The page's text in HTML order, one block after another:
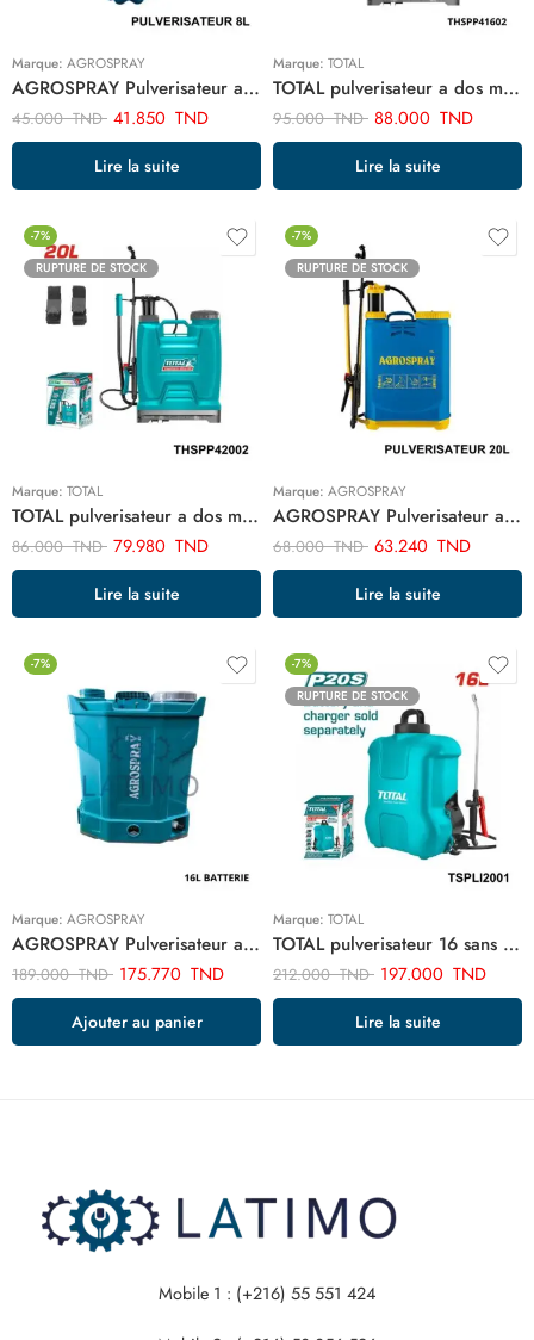
Marque: AGROSPRAY
AGROSPRAY Pulverisateur a dos 8L CFGA-8CN
45.000TND 41.850 TND
Lire la suite
Marque: TOTAL
TOTAL pulverisateur a dos manuel 16 litre 4.5 bar THSPP41602
95.000TND 88.000 TND
Lire la suite
-7%
RUPTURE DE STOCK
Marque: TOTAL
TOTAL pulverisateur a dos manuel 20 litre 4.5 bar THSPP42002
86.000TND 79.980 TND
Lire la suite
-7%
RUPTURE DE STOCK
Marque: AGROSPRAY
AGROSPRAY Pulverisateur a dos 20L CFAB-20C
68.000TND 63.240 TND
Lire la suite
-7%
Marque: AGROSPRAY
AGROSPRAY Pulverisateur a dos 16L a batterie ART02989
189.000TND 175.770 TND
Ajouter au panier
-7%
RUPTURE DE STOCK
Marque: TOTAL
TOTAL pulverisateur 16 sans fil TSPLI2001
212.000TND 197.000 TND
Lire la suite
Mobile 1 : (+216) 55 551 424